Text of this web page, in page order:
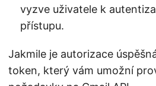
vyzve uživatele k
přístupu.
Jakmile je autorizace
token, který vám umožní